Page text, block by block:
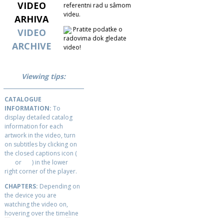
VIDEO
ARHIVA
VIDEO
ARCHIVE
referentni rad u sâmom
videu.
Pratite podatke o
radovima dok gledate
video!
Viewing tips:
CATALOGUE
INFORMATION: To
display detailed catalog
information for each
artwork in the video, turn
on subtitles by clicking on
the closed captions icon (
or
) in the lower
right corner of the player.
CHAPTERS: Depending on
the device you are
watching the video on,
hovering over the timeline